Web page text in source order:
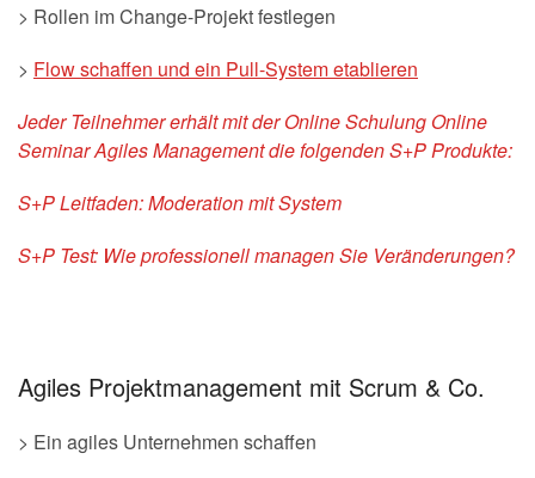
> Rollen im Change-Projekt festlegen
> Flow schaffen und ein Pull-System etablieren
Jeder Teilnehmer erhält mit der Online Schulung Online
Seminar Agiles Management die folgenden S+P Produkte:
S+P Leitfaden: Moderation mit System
S+P Test: Wie professionell managen Sie Veränderungen?
Agiles Projektmanagement mit Scrum & Co.
> Ein agiles Unternehmen schaffen